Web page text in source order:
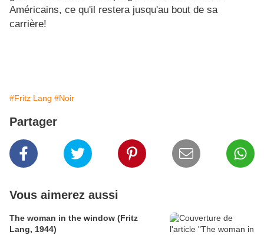
Américains, ce qu'il restera jusqu'au bout de sa
carrière!
#Fritz Lang #Noir
Partager
Vous aimerez aussi
The woman in the window (Fritz
Lang, 1944)